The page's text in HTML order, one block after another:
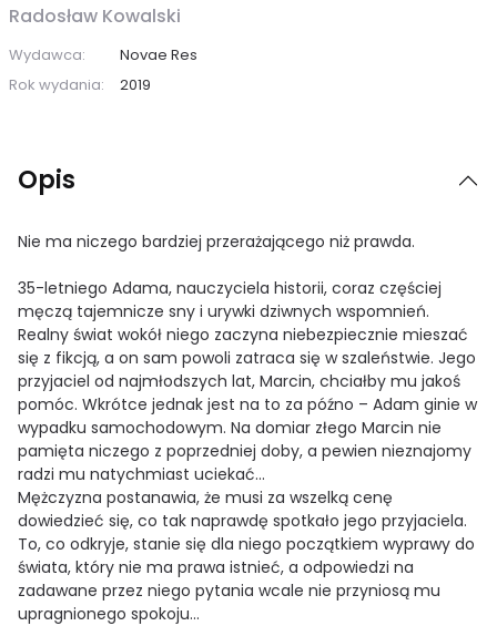
Radosław Kowalski
Wydawca:
Novae Res
Rok wydania:
2019
Opis
Nie ma niczego bardziej przerażającego niż prawda.
35-letniego Adama, nauczyciela historii, coraz częściej
męczą tajemnicze sny i urywki dziwnych wspomnień.
Realny świat wokół niego zaczyna niebezpiecznie mieszać
się z fikcją, a on sam powoli zatraca się w szaleństwie. Jego
przyjaciel od najmłodszych lat, Marcin, chciałby mu jakoś
pomóc. Wkrótce jednak jest na to za późno – Adam ginie w
wypadku samochodowym. Na domiar złego Marcin nie
pamięta niczego z poprzedniej doby, a pewien nieznajomy
radzi mu natychmiast uciekać...
Mężczyzna postanawia, że musi za wszelką cenę
dowiedzieć się, co tak naprawdę spotkało jego przyjaciela.
To, co odkryje, stanie się dla niego początkiem wyprawy do
świata, który nie ma prawa istnieć, a odpowiedzi na
zadawane przez niego pytania wcale nie przyniosą mu
upragnionego spokoju...